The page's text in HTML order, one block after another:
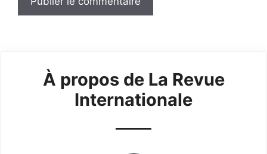
À propos de La Revue
Internationale